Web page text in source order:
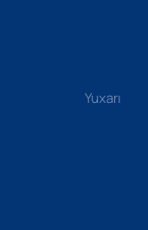
Yuxarı